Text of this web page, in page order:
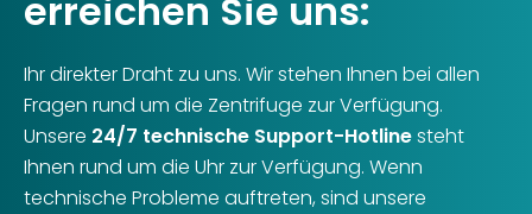
erreichen Sie uns:
Ihr direkter Draht zu uns. Wir stehen Ihnen bei allen
Fragen rund um die Zentrifuge zur Verfügung.
Unsere 24/7 technische Support-Hotlinesteht
Ihnen rund um die Uhr zur Verfügung. Wenn
technische Probleme auftreten, sind unsere